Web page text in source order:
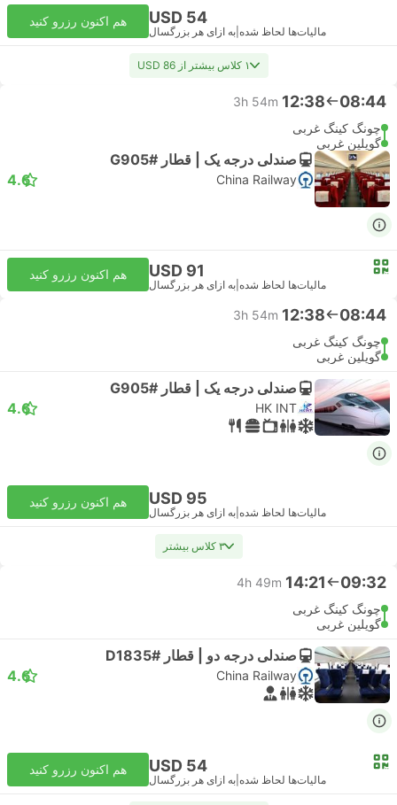
USD 54
مالیات‌ها لحاظ شده به ازای هر بزرگسال
هم اکنون رزرو کنید
۱ کلاس بیشتر از USD 86
08:44
12:38
3h 54m
چونگ کینگ غربی
گویلین غربی
صندلی درجه یک | قطار #G905
China Railway
4.6
USD 91
مالیات‌ها لحاظ شده به ازای هر بزرگسال
هم اکنون رزرو کنید
08:44
12:38
3h 54m
چونگ کینگ غربی
گویلین غربی
صندلی درجه یک | قطار #G905
HK INT
4.6
USD 95
مالیات‌ها لحاظ شده به ازای هر بزرگسال
هم اکنون رزرو کنید
۳ کلاس بیشتر
09:32
14:21
4h 49m
چونگ کینگ غربی
گویلین غربی
صندلی درجه دو | قطار #D1835
China Railway
4.6
USD 54
مالیات‌ها لحاظ شده به ازای هر بزرگسال
هم اکنون رزرو کنید